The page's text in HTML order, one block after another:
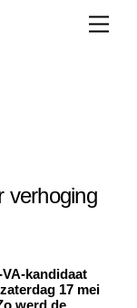
verhoging
kandidaat
17 mei
werd de